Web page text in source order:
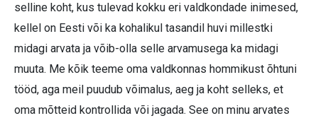
selline koht, kus tulevad kokku eri valdkondade inimesed,
kellel on Eesti või ka kohalikul tasandil huvi millestki
midagi arvata ja võib-olla selle arvamusega ka midagi
muuta. Me kõik teeme oma valdkonnas hommikust õhtuni
tööd, aga meil puudub võimalus, aeg ja koht selleks, et
oma mõtteid kontrollida või jagada. See on minu arvates